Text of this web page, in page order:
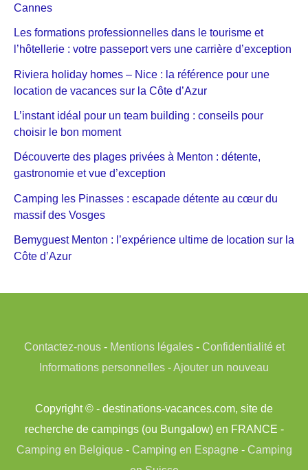
Cannes
Les formations professionnelles dans le tourisme et
l’hôtellerie : votre passeport vers une carrière d’exception
Riviera holiday homes – Nice : la référence pour une
location de vacances sur la Côte d’Azur
L’instant idéal pour un team building : conseils pour
choisir le bon moment
Découverte des plages privées à Menton : détente,
gastronomie et vue d’exception
Camping les Pinasses : escapade détente au cœur du
massif des Vosges
Bemyguest Menton : l’expérience ultime de location sur la
Côte d’Azur
Contactez-nous- Mentions légales- Confidentialité et
Informations personnelles -Ajouter un nouveau
Copyright © - destinations-vacances.com, site de
recherche de campings (ou Bungalow) en FRANCE -
Camping en Belgique- Camping en Espagne- Camping